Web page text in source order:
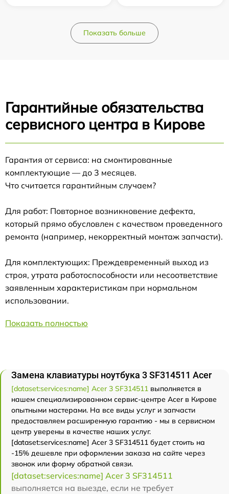
Показать больше
Гарантийные обязательства
сервисного центра в Кирове
Гарантия от сервиса: на смонтированные
комплектующие — до 3 месяцев.
Что считается гарантийным случаем?
Для работ: Повторное возникновение дефекта,
который прямо обусловлен с качеством проведенного
ремонта (например, некорректный монтаж запчасти).
Для комплектующих: Преждевременный выход из
строя, утрата работоспособности или несоответствие
заявленным характеристикам при нормальном
использовании.
Показать полностью
Замена клавиатуры ноутбука 3 SF314511 Acer
[dataset:services:name] Acer 3 SF314511 выполняется в
нашем специализированном сервис-центре Acer в Кирове
опытными мастерами. На все виды услуг и запчасти
предоставляем расширенную гарантию - мы в сервисном
центр уверены в качестве наших услуг.
[dataset:services:name] Acer 3 SF314511 будет стоить на
-15% дешевле при оформлении заказа на сайте через
звонок или форму обратной связи.
[dataset:services:name] Acer 3 SF314511
выполняется на выезде, если не требует